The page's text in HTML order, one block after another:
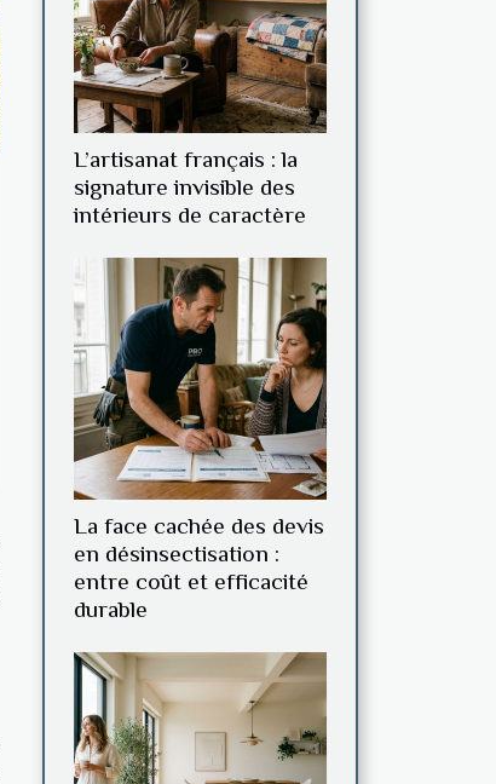
L’artisanat français : la
signature invisible des
intérieurs de caractère
La face cachée des devis
en désinsectisation :
entre coût et efficacité
durable